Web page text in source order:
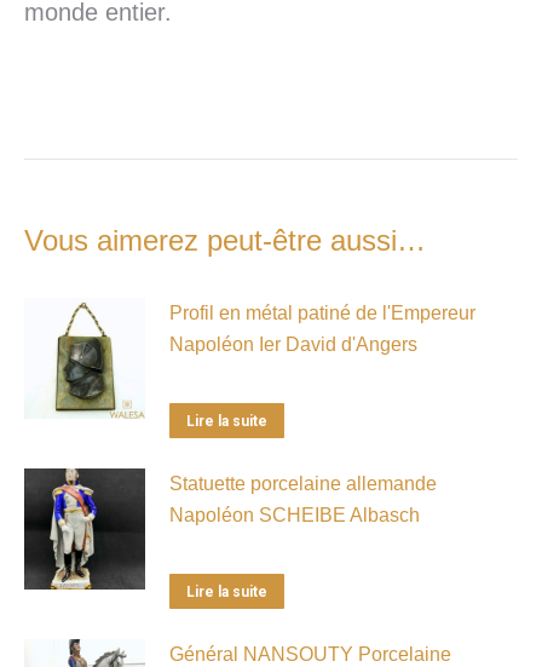
monde entier.
Vous aimerez peut-être aussi…
Profil en métal patiné de l'Empereur
Napoléon Ier David d'Angers
Lire la suite
Statuette porcelaine allemande
Napoléon SCHEIBE Albasch
Lire la suite
Général NANSOUTY Porcelaine